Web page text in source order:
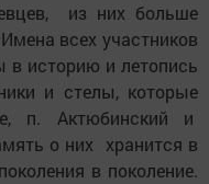
из них больше
всех участников
историю и летопись
и стелы, которые
п. Актюбинский и
о них хранится в
в поколение.